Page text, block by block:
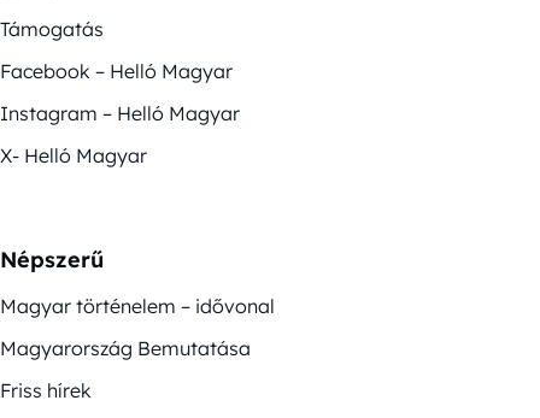
Támogatás
Facebook – Helló Magyar
Instagram – Helló Magyar
X- Helló Magyar
Népszerű
Magyar történelem – idővonal
Magyarország Bemutatása
Friss hírek